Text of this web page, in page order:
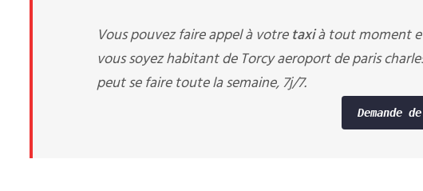
Vous pouvez faire appel à votretaxià tout moment
vous soyez habitant de Torcy aeroport de paris
peut se faire toute la semaine, 7j/7.
Demande